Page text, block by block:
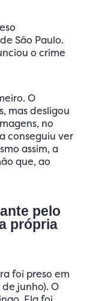
São Paulo.
o crime
O
mas desligou
no
conseguiu ver
assim, a
que, ao
pelo
própria
foi preso em
junho). O